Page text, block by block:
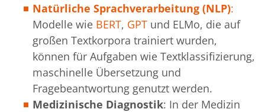
Natürliche Sprachverarbeitung (NLP):
Modelle wie BERT, GPT und ELMo, die auf
großen Textkorpora trainiert wurden,
können für Aufgaben wie Textklassifizierung,
maschinelle Übersetzung und
Fragebeantwortung genutzt werden.
Medizinische Diagnostik: In der Medizin